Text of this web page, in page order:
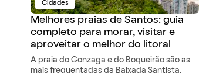
Cidades
Melhores praias de Santos: guia
completo para morar, visitar e
aproveitar o melhor do litoral
A praia do Gonzaga e do Boqueirão são as
mais frequentadas da Baixada Santista,